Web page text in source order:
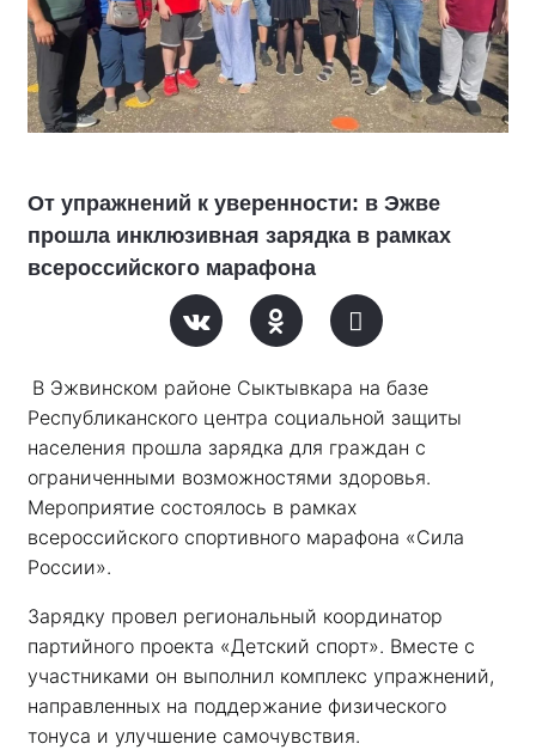
От упражнений к уверенности: в Эжве
прошла инклюзивная зарядка в рамках
всероссийского марафона
В Эжвинском районе Сыктывкара на базе
Республиканского центра социальной защиты
населения прошла зарядка для граждан с
ограниченными возможностями здоровья.
Мероприятие состоялось в рамках
всероссийского спортивного марафона «Сила
России».
Зарядку провел региональный координатор
партийного проекта «Детский спорт». Вместе с
участниками он выполнил комплекс упражнений,
направленных на поддержание физического
тонуса и улучшение самочувствия.